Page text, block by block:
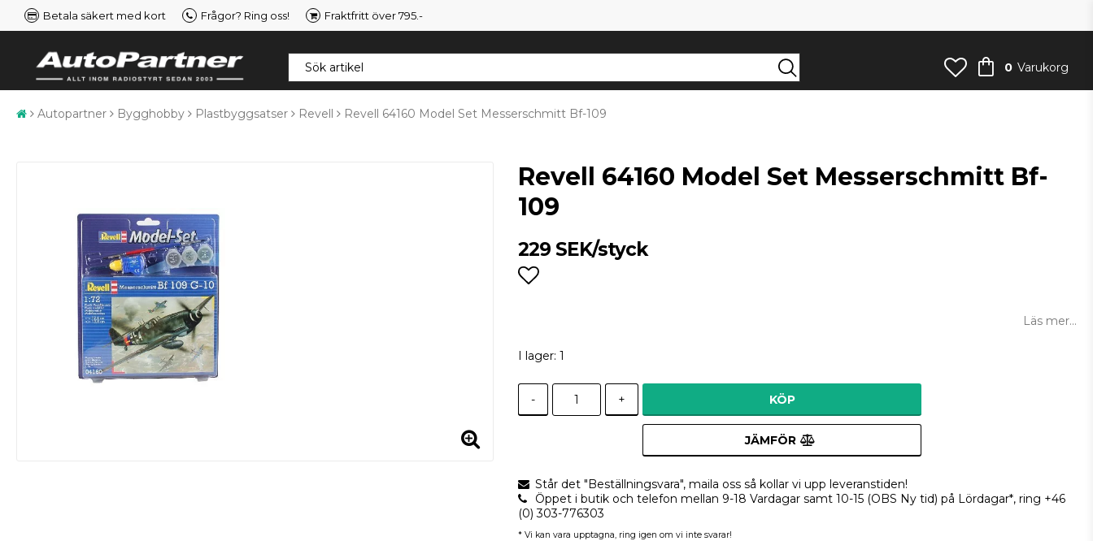
Betala säkert med kort Frågor? Ring oss! Fraktfritt över 795.-
0 Varukorg
Autopartner Bygghobby Plastbyggsatser Revell Revell 64160 Model Set Messerschmitt Bf-109
Revell 64160 Model Set Messerschmitt Bf-
109
229 SEK/styck
Läs mer...
I lager: 1
- + KÖP
JÄMFÖR
Står det "Beställningsvara", maila oss så kollar vi upp leveranstiden!
Öppet i butik och telefon mellan 9-18 Vardagar samt 10-15 (OBS Ny tid) på Lördagar*, ring +46
(0) 303-776303
* Vi kan vara upptagna, ring igen om vi inte svarar!